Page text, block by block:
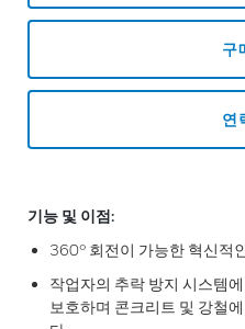
구
연
기능 및 이점:
360° 회전이 가능한 혁신적
작업자의 추락 방지 시스템
보호하며 콘크리트 및 강철